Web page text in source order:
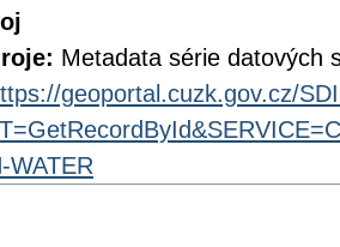
Metadata série datových
geoportal.cuzk.gov.cz/
WATER